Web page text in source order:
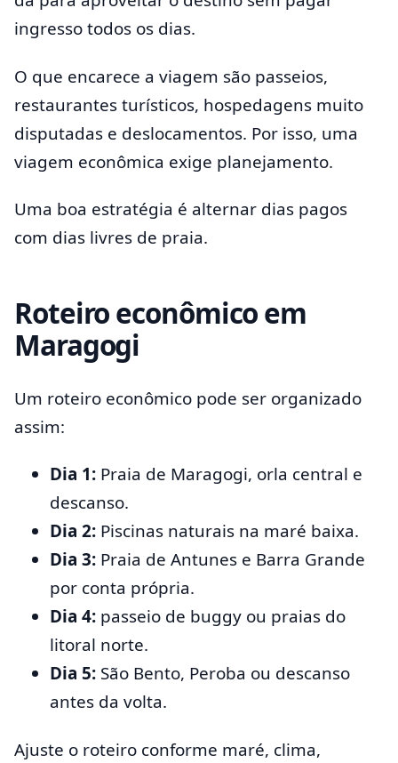
ingresso todos os dias.
O que encarece a viagem são passeios,
restaurantes turísticos, hospedagens muito
disputadas e deslocamentos. Por isso, uma
viagem econômica exige planejamento.
Uma boa estratégia é alternar dias pagos
com dias livres de praia.
Roteiro econômico em
Maragogi
Um roteiro econômico pode ser organizado
assim:
Dia 1: Praia de Maragogi, orla central e
descanso.
Dia 2: Piscinas naturais na maré baixa.
Dia 3: Praia de Antunes e Barra Grande
por conta própria.
Dia 4: passeio de buggy ou praias do
litoral norte.
Dia 5: São Bento, Peroba ou descanso
antes da volta.
Ajuste o roteiro conforme maré, clima,